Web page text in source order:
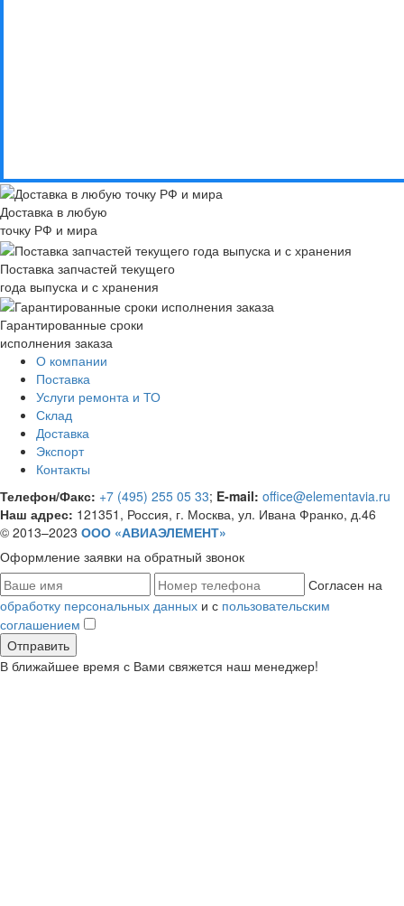
Доставка в любую
точку РФ и мира
Поставка запчастей текущего
года выпуска и с хранения
Гарантированные сроки
исполнения заказа
О компании
Поставка
Услуги ремонта и ТО
Склад
Доставка
Экспорт
Контакты
Телефон/Факс: +7 (495) 255 05 33; E-mail: office@elementavia.ru
Наш адрес: 121351, Россия, г. Москва, ул. Ивана Франко, д.46
© 2013–2023 ООО «АВИАЭЛЕМЕНТ»
Оформление заявки на обратный звонок
Согласен на
обработку персональных данных и с пользовательским
соглашением
В ближайшее время с Вами свяжется наш менеджер!